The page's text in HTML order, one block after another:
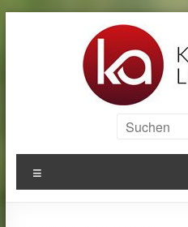
SPORTS
CAMPS